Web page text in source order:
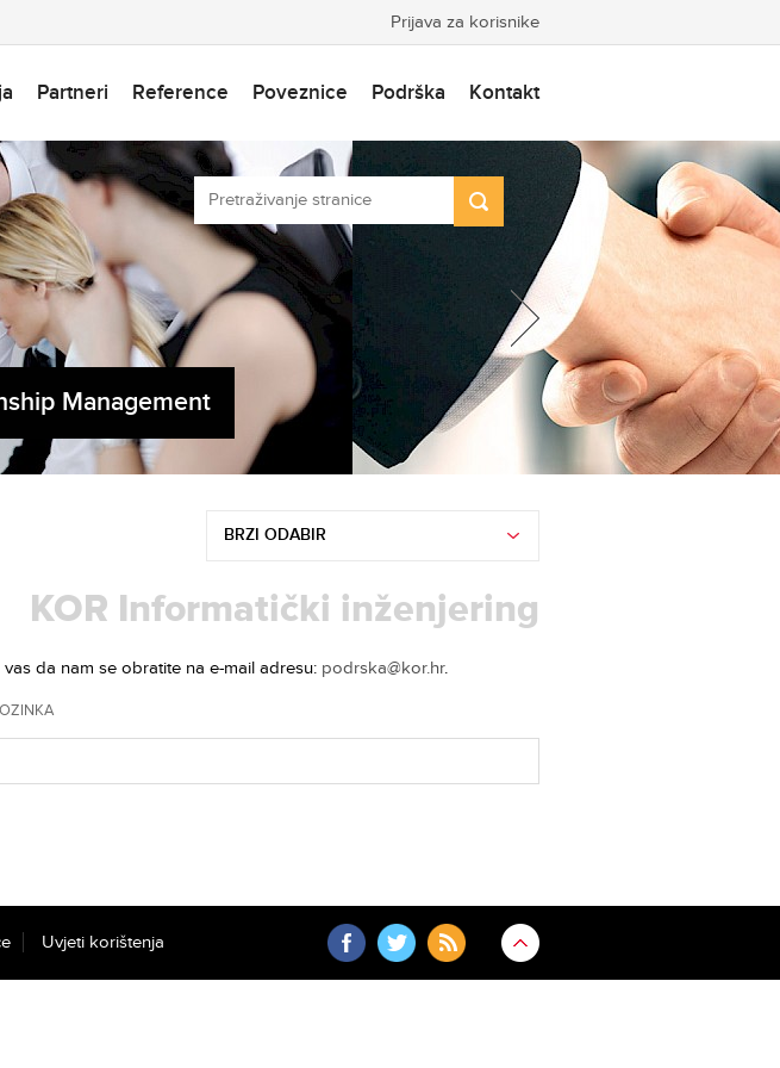
Prijava za korisnike
Partneri Reference Poveznice Podrška Kontakt
Management
BRZI ODABIR
KOR Informatički inženjering
da nam se obratite na e-mail adresu: podrska@kor.hr.
Uvjeti korištenja